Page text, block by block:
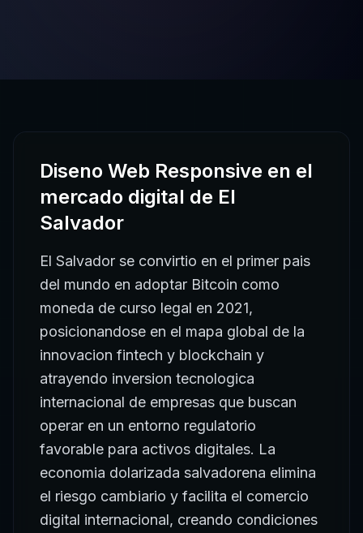
Diseno Web Responsive en el
mercado digital de El
Salvador
El Salvador se convirtio en el primer pais
del mundo en adoptar Bitcoin como
moneda de curso legal en 2021,
posicionandose en el mapa global de la
innovacion fintech y blockchain y
atrayendo inversion tecnologica
internacional de empresas que buscan
operar en un entorno regulatorio
favorable para activos digitales. La
economia dolarizada salvadorena elimina
el riesgo cambiario y facilita el comercio
digital internacional, creando condiciones